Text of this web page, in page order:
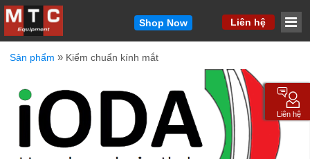
Shop Now Liên hệ
Vui lòng cho chúng tôi biết cách liên hệ với bạn.
Chúng tôi sẽ liên hệ lại với bạn nhanh chóng.
Tên
Email*
MM
Sản phẩm » Kiểm chuẩn kính mắt
Liên hệ